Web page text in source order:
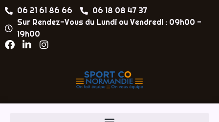
06 21 61 86 66
06 18 08 47 37
Sur Rendez-Vous du Lundi au Vendredi : 09h00 -
19h00